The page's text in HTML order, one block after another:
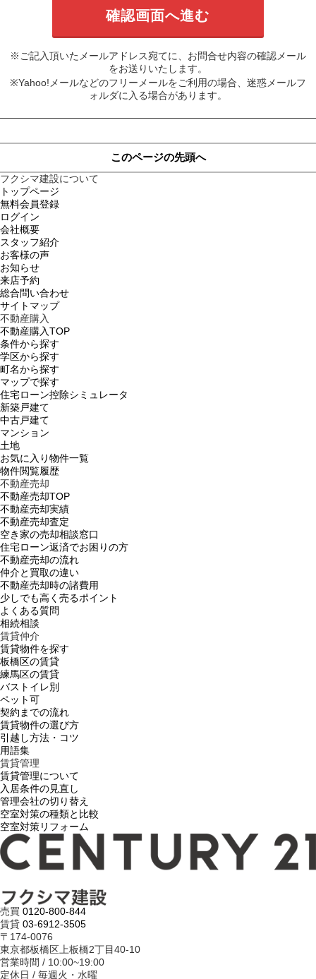
※ご記入頂いたメールアドレス宛てに、お問合せ内容の確認メール
をお送りいたします。
※Yahoo!メールなどのフリーメールをご利用の場合、迷惑メールフ
ォルダに入る場合があります。
このページの先頭へ
フクシマ建設について
トップページ
無料会員登録
ログイン
会社概要
スタッフ紹介
お客様の声
お知らせ
来店予約
総合問い合わせ
サイトマップ
不動産購入
不動産購入TOP
条件から探す
学区から探す
町名から探す
マップで探す
住宅ローン控除シミュレータ
新築戸建て
中古戸建て
マンション
土地
お気に入り物件一覧
物件閲覧履歴
不動産売却
不動産売却TOP
不動産売却実績
不動産売却査定
空き家の売却相談窓口
住宅ローン返済でお困りの方
不動産売却の流れ
仲介と買取の違い
不動産売却時の諸費用
少しでも高く売るポイント
よくある質問
相続相談
賃貸仲介
賃貸物件を探す
板橋区の賃貸
練馬区の賃貸
バストイレ別
ペット可
契約までの流れ
賃貸物件の選び方
引越し方法・コツ
用語集
賃貸管理
賃貸管理について
入居条件の見直し
管理会社の切り替え
空室対策の種類と比較
空室対策リフォーム
売買 0120-800-844
賃貸 03-6912-3505
〒174-0076
東京都板橋区上板橋2丁目40-10
営業時間 / 10:00~19:00
定休日 / 毎週火・水曜